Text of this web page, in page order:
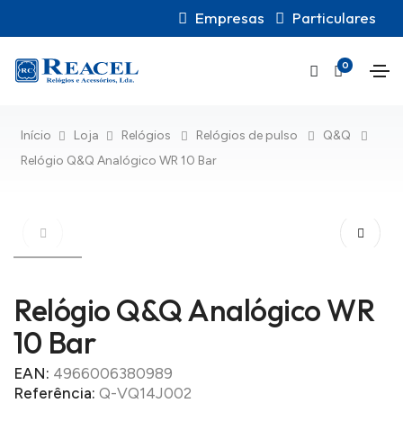
Empresas Particulares
0
Início Loja Relógios Relógios de pulso
Q&Q
Relógio Q&Q Analógico WR 10 Bar
Relógio Q&Q Analógico WR
10 Bar
EAN: 4966006380989
Referência: Q-VQ14J002